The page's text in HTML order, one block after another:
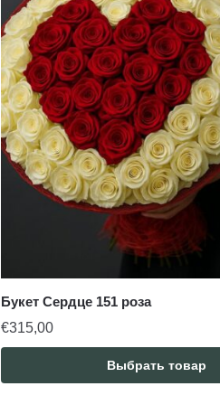
Букет Сердце 151 роза
€315,00
Выбрать товар